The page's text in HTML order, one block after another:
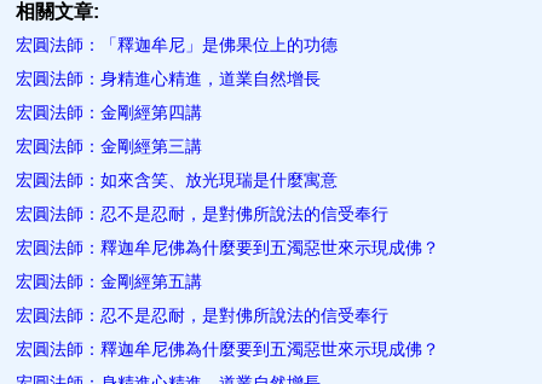
相關文章:
宏圓法師：「釋迦牟尼」是佛果位上的功德
宏圓法師：身精進心精進，道業自然增長
宏圓法師：金剛經第四講
宏圓法師：金剛經第三講
宏圓法師：如來含笑、放光現瑞是什麼寓意
宏圓法師：忍不是忍耐，是對佛所說法的信受奉行
宏圓法師：釋迦牟尼佛為什麼要到五濁惡世來示現成佛？
宏圓法師：金剛經第五講
宏圓法師：忍不是忍耐，是對佛所說法的信受奉行
宏圓法師：釋迦牟尼佛為什麼要到五濁惡世來示現成佛？